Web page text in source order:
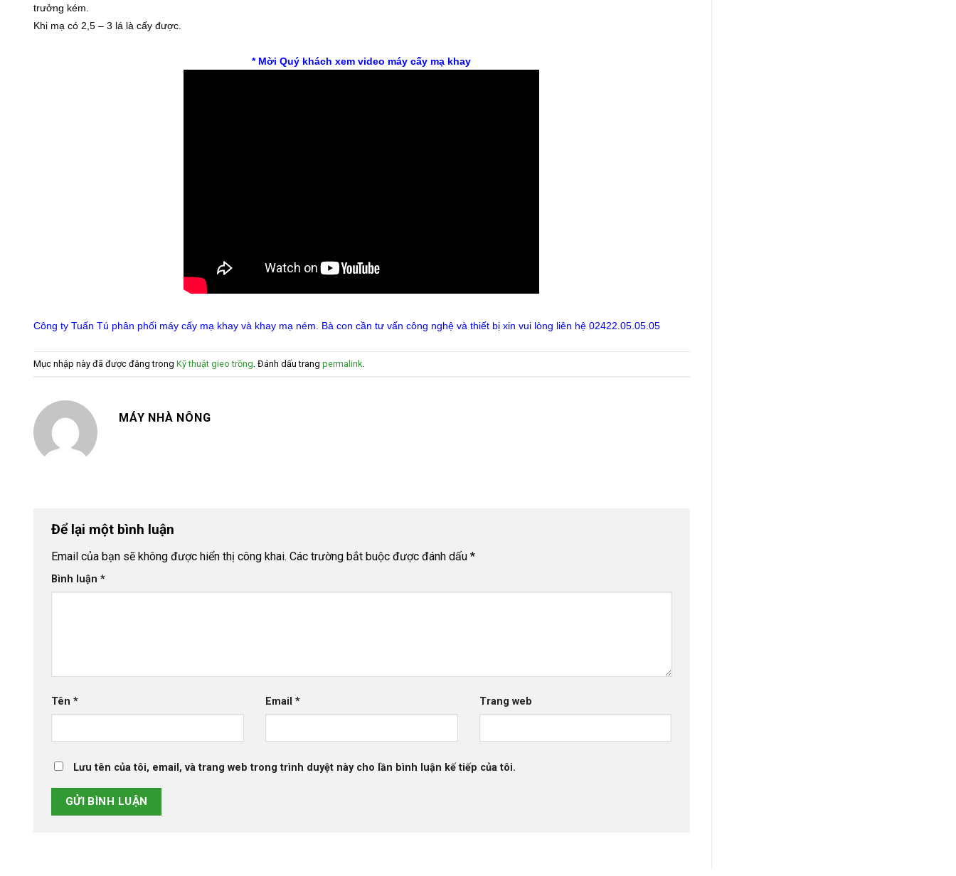
trưởng kém.
Khi mạ có 2,5 – 3 lá là cấy được.
* Mời Quý khách xem video máy cấy mạ khay
Công ty Tuấn Tú phân phối máy cấy mạ khay và khay mạ ném. Bà con cần tư vấn công nghệ và thiết bị xin vui lòng liên hệ 02422.05.05.05
Mục nhập này đã được đăng trong Kỹ thuật gieo trồng . Đánh dấu trang permalink
MÁY NHÀ NÔNG
Để lại một bình luận
Email của bạn sẽ không được hiển thị công khai. Các trường bắt buộc được đánh dấu *
Bình luận *
Tên * Email * Trang web
Lưu tên của tôi, email, và trang web trong trình duyệt này cho lần bình luận kế tiếp của tôi.